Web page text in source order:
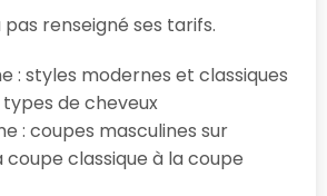
renseigné ses tarifs.
: styles modernes et classiques
de cheveux
: coupes masculines sur
coupe classique à la coupe